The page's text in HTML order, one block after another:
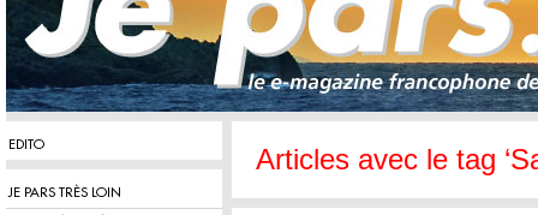
EDITO
JE PARS TRÈS LOIN
Articles avec le tag